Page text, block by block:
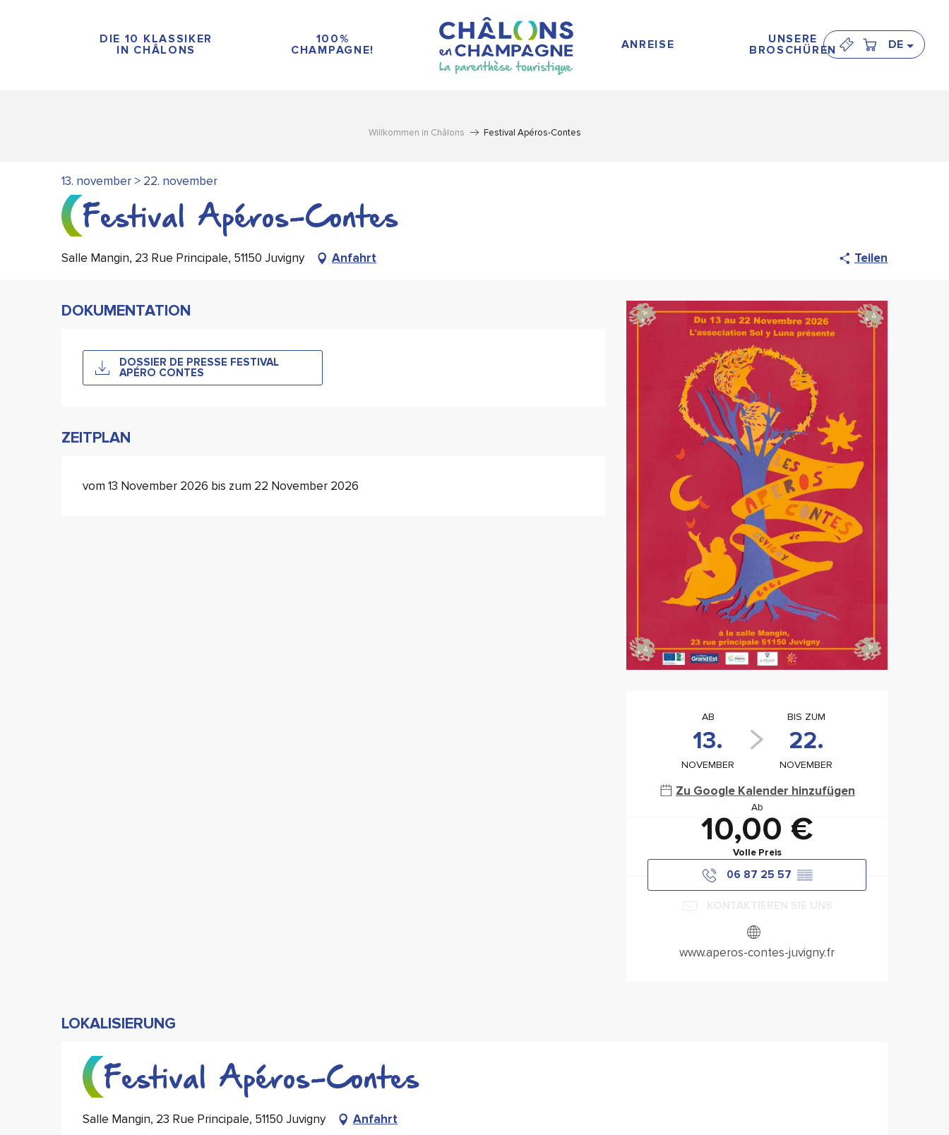
DIE 10 KLASSIKER
IN CHÂLONS
100%
CHAMPAGNE!
ANREISE
UNSERE
BROSCHÜREN
DE
Willkommen in Châlons Festival Apéros-Contes
13. november > 22. november
Festival Apéros-Contes
Salle Mangin, 23 Rue Principale, 51150 Juvigny Anfahrt Teilen
Öffnungszeiten &
AB
13.
NOVEMBER
BIS ZUM
22.
NOVEMBER
Zu Google Kalender hinzufügen
Ab
10,00 €
Volle Preis
06 87 25 57 ▒▒
www.aperos-contes-juvigny.fr
DOKUMENTATION
DOSSIER DE PRESSE FESTIVAL
APÉRO CONTES
ZEITPLAN
vom 13 November 2026 bis zum 22 November 2026
LOKALISIERUNG
Festival Apéros-Contes
Salle Mangin, 23 Rue Principale, 51150 Juvigny Anfahrt